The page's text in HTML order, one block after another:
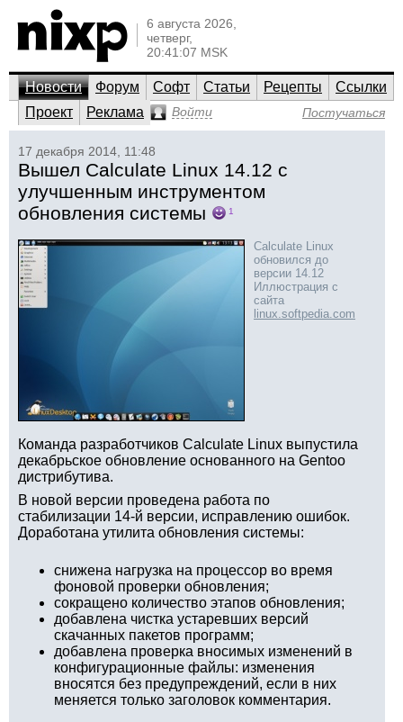
6 августа 2026,
четверг,
20:41:07 MSK
Новости Форум Софт Статьи Рецепты
Ссылки
Проект
Реклама Войти Постучаться
17 декабря 2014, 11:48
Вышел Calculate Linux 14.12 с
улучшенным инструментом
обновления системы
1
Calculate Linux
обновился до
версии 14.12
Иллюстрация с
сайта
linux.softpedia.com
Команда разработчиков Calculate Linux выпустила
декабрьское обновление основанного на Gentoo
дистрибутива.
В новой версии проведена работа по
стабилизации 14-й версии, исправлению ошибок.
Доработана утилита обновления системы:
снижена нагрузка на процессор во время
фоновой проверки обновления;
сокращено количество этапов обновления;
добавлена чистка устаревших версий
скачанных пакетов программ;
добавлена проверка вносимых изменений в
конфигурационные файлы: изменения
вносятся без предупреждений, если в них
меняется только заголовок комментария.